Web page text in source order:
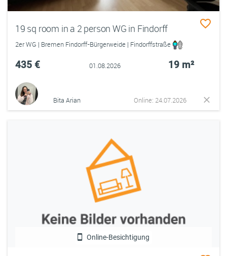
19 sq room in a 2 person WG in Findorff
2er WG | Bremen Findorff-Bürgerweide | Findorffstraße
435 € 01.08.2026 19 m²
Bita Arian Online: 24.07.2026
Online-Besichtigung